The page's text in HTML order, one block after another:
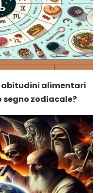
abitudini alimentari
segno zodiacale?